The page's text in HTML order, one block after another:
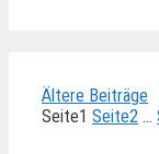
Ältere Beiträge
Seite1 Seite2 …